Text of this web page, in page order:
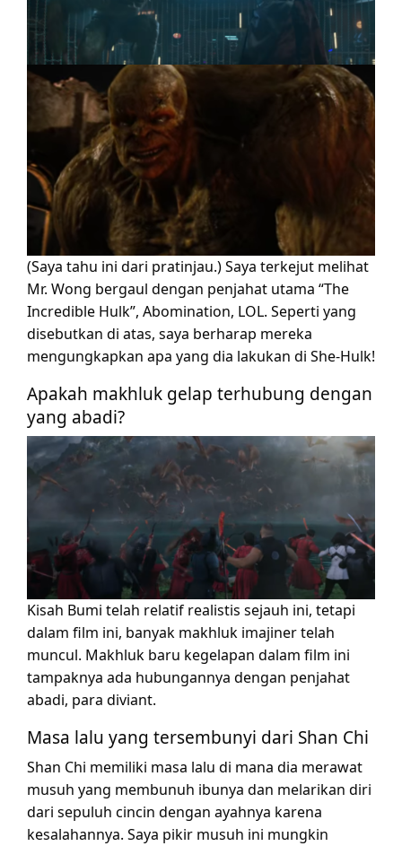
(Saya tahu ini dari pratinjau.) Saya terkejut melihat
Mr. Wong bergaul dengan penjahat utama “The
Incredible Hulk”, Abomination, LOL. Seperti yang
disebutkan di atas, saya berharap mereka
mengungkapkan apa yang dia lakukan di She-Hulk!
Apakah makhluk gelap terhubung dengan
yang abadi?
Kisah Bumi telah relatif realistis sejauh ini, tetapi
dalam film ini, banyak makhluk imajiner telah
muncul. Makhluk baru kegelapan dalam film ini
tampaknya ada hubungannya dengan penjahat
abadi, para diviant.
Masa lalu yang tersembunyi dari Shan Chi
Shan Chi memiliki masa lalu di mana dia merawat
musuh yang membunuh ibunya dan melarikan diri
dari sepuluh cincin dengan ayahnya karena
kesalahannya. Saya pikir musuh ini mungkin